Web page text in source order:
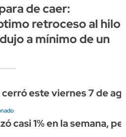
de caer:
retroceso al hilo
a mínimo de un
este viernes 7 de
casi 1% en la semana,